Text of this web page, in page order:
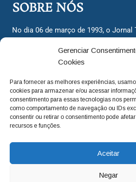
Gerenciar
Cookies
Para fornecer as melhores experiências,
cookies para armazenar e/ou acessar
consentimento para essas tecnologias nos
como comportamento de navegação ou IDs
consentir ou retirar o consentimento pode
recursos e funções.
Aceitar
Negar
SOBRE NÓS
No dia 06 de março de 1993, o
cidadãos valinhenses, já que naquela
dois jornais. Há mais de 30 anos, o
com o foco de trazer as melhores
deixamos de lado as necessidades
questionando os órgãos públicos em
para a cidade e sempre cobrando
adm@jtv.com.br
(19)